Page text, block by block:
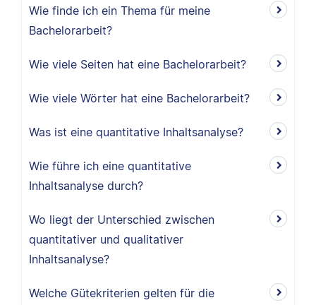
Wie finde ich ein Thema für meine
Bachelorarbeit?
Wie viele Seiten hat eine Bachelorarbeit?
Wie viele Wörter hat eine Bachelorarbeit?
Was ist eine quantitative Inhaltsanalyse?
Wie führe ich eine quantitative
Inhaltsanalyse durch?
Wo liegt der Unterschied zwischen
quantitativer und qualitativer
Inhaltsanalyse?
Welche Gütekriterien gelten für die